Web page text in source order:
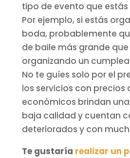
tipo de evento que
Por ejemplo, si estás
boda, probablemente
de baile más grande que
organizando un
No te guíes solo por el
los servicios con precios
económicos brindan
baja calidad y cuentan
deteriorados y con
Te gustaría realizar un